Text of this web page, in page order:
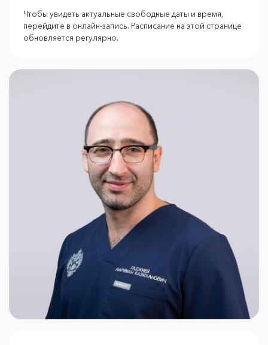
Чтобы увидеть актуальные свободные даты и время,
перейдите в онлайн-запись. Расписание на этой странице
обновляется регулярно.